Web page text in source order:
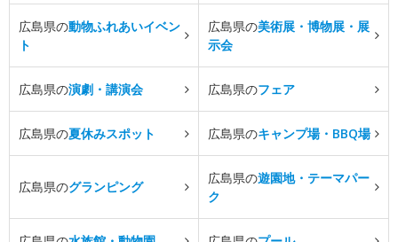
広島県の動物ふれあいイベン
ト
広島県の美術展・博物展・展
示会
広島県の演劇・講演会 広島県のフェア
広島県の夏休みスポット 広島県のキャンプ場・BBQ場
広島県のグランピング
広島県の遊園地・テーマパー
ク